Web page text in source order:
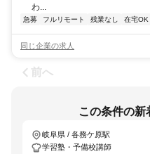
わ...
急募 フルリモート 残業なし 在宅OK
同じ企業の求人
前へ
この条件の新
岐阜県 / 各務ケ原駅
学習塾・予備校講師